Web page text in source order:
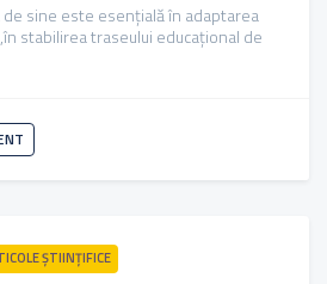
de sine este esenţială în adaptarea
stabilirea traseului educaţional de
ŞTIINȚIFICE